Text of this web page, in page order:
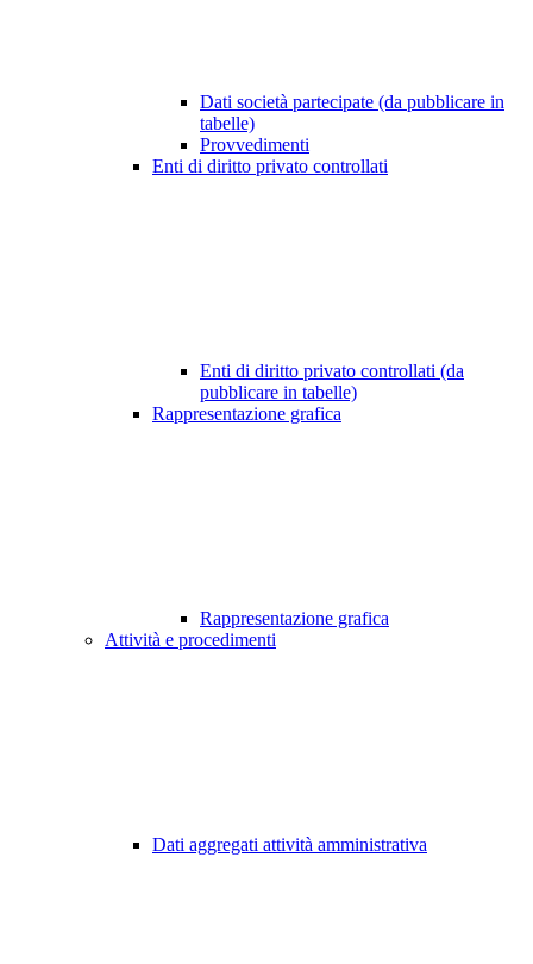
Dati società partecipate (da pubblicare in
tabelle)
Provvedimenti
Enti di diritto privato controllati
Enti di diritto privato controllati (da
pubblicare in tabelle)
Rappresentazione grafica
Rappresentazione grafica
Attività e procedimenti
Dati aggregati attività amministrativa